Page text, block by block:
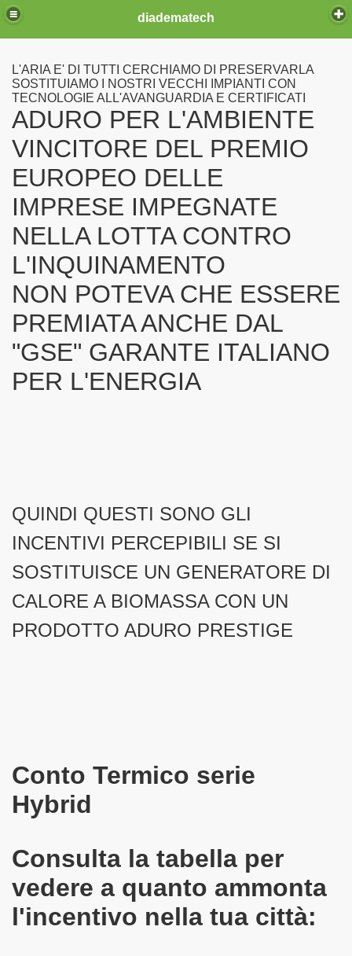
diadematech
L'ARIA E' DI TUTTI CERCHIAMO DI PRESERVARLA
SOSTITUIAMO I NOSTRI VECCHI IMPIANTI CON
TECNOLOGIE ALL'AVANGUARDIA E CERTIFICATI
ADURO PER L'AMBIENTE
VINCITORE DEL PREMIO
EUROPEO DELLE
IMPRESE IMPEGNATE
NELLA LOTTA CONTRO
L'INQUINAMENTO
NON POTEVA CHE ESSERE
PREMIATA ANCHE DAL
"GSE" GARANTE ITALIANO
PER L'ENERGIA
QUINDI QUESTI SONO GLI
INCENTIVI PERCEPIBILI SE SI
SOSTITUISCE UN GENERATORE DI
CALORE A BIOMASSA CON UN
PRODOTTO ADURO PRESTIGE
Conto Termico serie
Hybrid
Consulta la tabella per
vedere a quanto ammonta
l'incentivo nella tua città:
fissa